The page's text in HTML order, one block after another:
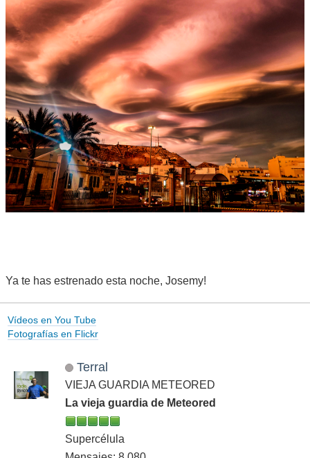
Ya te has estrenado esta noche, Josemy!
Vídeos en You Tube
Fotografías en Flickr
Terral
VIEJA GUARDIA METEORED
La vieja guardia de Meteored
Supercélula